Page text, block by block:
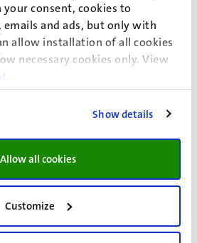
consent, cookies to
and ads, but only with
allow installation of all cookies
necessary cookies only. View
Show details
Allow all cookies
Customize
onmiddellijk
Hiertoe moeten
gebruikt.